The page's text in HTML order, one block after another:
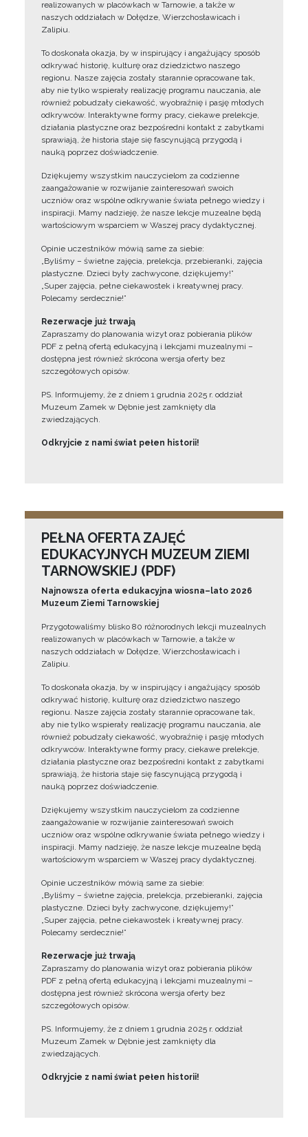
realizowanych w placówkach w Tarnowie, a także w
naszych oddziałach w Dołędze, Wierzchosławicach i
Zalipiu.
To doskonała okazja, by w inspirujący i angażujący sposób
odkrywać historię, kulturę oraz dziedzictwo naszego
regionu. Nasze zajęcia zostały starannie opracowane tak,
aby nie tylko wspierały realizację programu nauczania, ale
również pobudzały ciekawość, wyobraźnię i pasję młodych
odkrywców. Interaktywne formy pracy, ciekawe prelekcje,
działania plastyczne oraz bezpośredni kontakt z zabytkami
sprawiają, że historia staje się fascynującą przygodą i
nauką poprzez doświadczenie.
Dziękujemy wszystkim nauczycielom za codzienne
zaangażowanie w rozwijanie zainteresowań swoich
uczniów oraz wspólne odkrywanie świata pełnego wiedzy i
inspiracji. Mamy nadzieję, że nasze lekcje muzealne będą
wartościowym wsparciem w Waszej pracy dydaktycznej.
Opinie uczestników mówią same za siebie:
„Byliśmy – świetne zajęcia, prelekcja, przebieranki, zajęcia
plastyczne. Dzieci były zachwycone, dziękujemy!”
„Super zajęcia, pełne ciekawostek i kreatywnej pracy.
Polecamy serdecznie!”
Rezerwacje już trwają
Zapraszamy do planowania wizyt oraz pobierania plików
PDF z pełną ofertą edukacyjną i lekcjami muzealnymi –
dostępna jest również skrócona wersja oferty bez
szczegółowych opisów.
PS. Informujemy, że z dniem 1 grudnia 2025 r. oddział
Muzeum Zamek w Dębnie jest zamknięty dla
zwiedzających.
Odkryjcie z nami świat pełen historii!
PEŁNA OFERTA ZAJĘĆ
EDUKACYJNYCH MUZEUM ZIEMI
TARNOWSKIEJ (PDF)
Najnowsza oferta edukacyjna wiosna–lato 2026
Muzeum Ziemi Tarnowskiej
Przygotowaliśmy blisko 80 różnorodnych lekcji muzealnych
realizowanych w placówkach w Tarnowie, a także w
naszych oddziałach w Dołędze, Wierzchosławicach i
Zalipiu.
To doskonała okazja, by w inspirujący i angażujący sposób
odkrywać historię, kulturę oraz dziedzictwo naszego
regionu. Nasze zajęcia zostały starannie opracowane tak,
aby nie tylko wspierały realizację programu nauczania, ale
również pobudzały ciekawość, wyobraźnię i pasję młodych
odkrywców. Interaktywne formy pracy, ciekawe prelekcje,
działania plastyczne oraz bezpośredni kontakt z zabytkami
sprawiają, że historia staje się fascynującą przygodą i
nauką poprzez doświadczenie.
Dziękujemy wszystkim nauczycielom za codzienne
zaangażowanie w rozwijanie zainteresowań swoich
uczniów oraz wspólne odkrywanie świata pełnego wiedzy i
inspiracji. Mamy nadzieję, że nasze lekcje muzealne będą
wartościowym wsparciem w Waszej pracy dydaktycznej.
Opinie uczestników mówią same za siebie:
„Byliśmy – świetne zajęcia, prelekcja, przebieranki, zajęcia
plastyczne. Dzieci były zachwycone, dziękujemy!”
„Super zajęcia, pełne ciekawostek i kreatywnej pracy.
Polecamy serdecznie!”
Rezerwacje już trwają
Zapraszamy do planowania wizyt oraz pobierania plików
PDF z pełną ofertą edukacyjną i lekcjami muzealnymi –
dostępna jest również skrócona wersja oferty bez
szczegółowych opisów.
PS. Informujemy, że z dniem 1 grudnia 2025 r. oddział
Muzeum Zamek w Dębnie jest zamknięty dla
zwiedzających.
Odkryjcie z nami świat pełen historii!